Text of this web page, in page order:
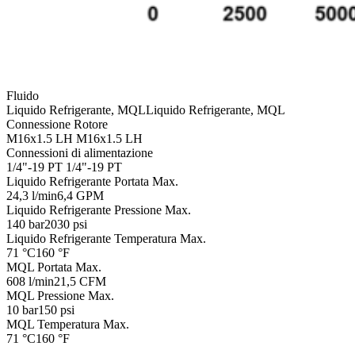
Fluido
Liquido Refrigerante, MQLLiquido Refrigerante, MQL
Connessione Rotore
M16x1.5 LH M16x1.5 LH
Connessioni di alimentazione
1/4"-19 PT 1/4"-19 PT
Liquido Refrigerante Portata Max.
24,3 l/min6,4 GPM
Liquido Refrigerante Pressione Max.
140 bar2030 psi
Liquido Refrigerante Temperatura Max.
71 °C160 °F
MQL Portata Max.
608 l/min21,5 CFM
MQL Pressione Max.
10 bar150 psi
MQL Temperatura Max.
71 °C160 °F